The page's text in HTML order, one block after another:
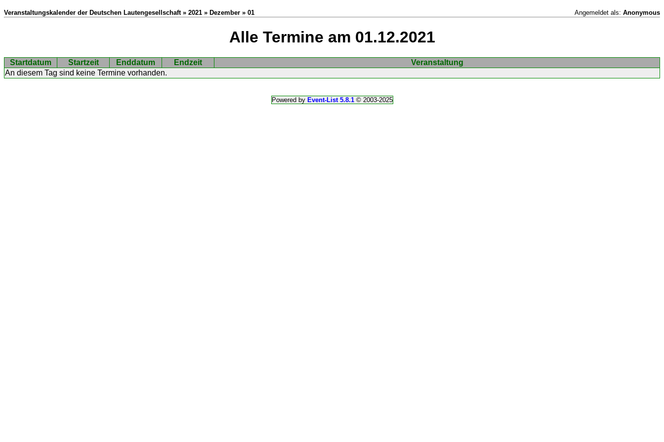
Veranstaltungskalender der Deutschen Lautengesellschaft » 2021 » Dezember » 01 Angemeldet als: Anonymous
Alle Termine am 01.12.2021
Startdatum Startzeit Enddatum Endzeit
Veranstaltung
An diesem Tag sind keine Termine vorhanden.
Powered by Event-List 5.8.1© 2003-2025